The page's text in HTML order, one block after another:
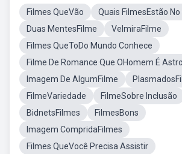
Filmes QueVão
Quais FilmesEstão
Duas MentesFilme
VelmiraFilme
Filmes QueToDo Mundo Conhece
Filme De Romance Que OHomem É
Imagem De AlgumFilme
FilmeVariedade
FilmeSobre Inclusão
BidnetsFilmes
FilmesBons
Imagem CompridaFilmes
Filmes QueVocê Precisa Assistir